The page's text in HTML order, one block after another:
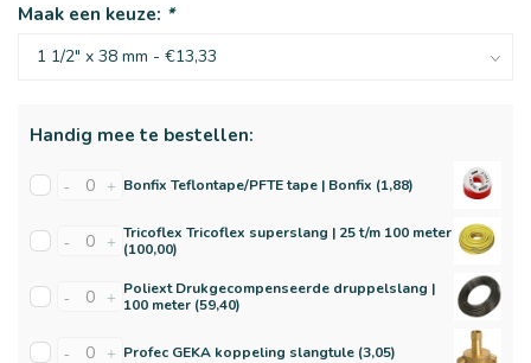
Maak een keuze: *
Handig mee te bestellen:
- + Bonfix Teflontape/PFTE tape | Bonfix (1,88)
- + Tricoflex Tricoflex superslang | 25 t/m 100 meter
(100,00)
- + Poliext Drukgecompenseerde druppelslang |
100 meter (59,40)
- + Profec GEKA koppeling slangtule (3,05)